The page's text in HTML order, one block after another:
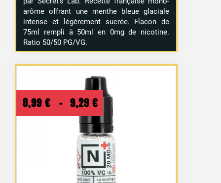
arôme offrant une menthe bleue glaciale
intense et légèrement sucrée. Flacon de
75ml rempli à 50ml en 0mg de nicotine.
Ratio 50/50 PG/VG.
8,99 € – 9,29 € Plage
de
prix :
8,99 €
à